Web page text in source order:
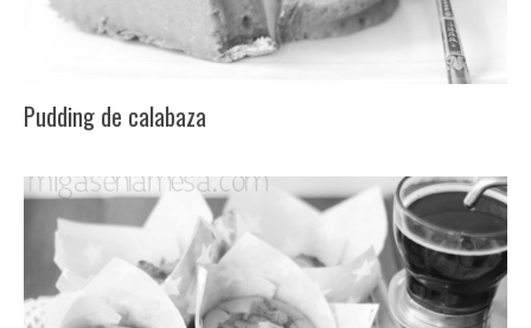
Pudding de calabaza